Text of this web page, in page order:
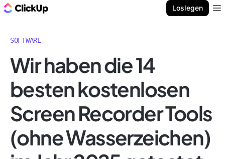
Loslegen
SOFTWARE
Wir haben die 14
besten kostenlosen
Screen Recorder Tools
(ohne Wasserzeichen)